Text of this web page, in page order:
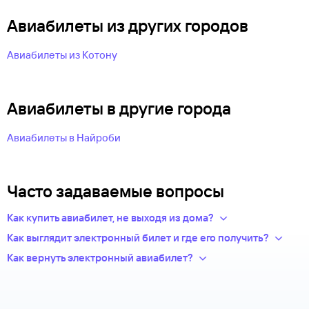
Авиабилеты из других городов
Авиабилеты из Котону
Авиабилеты в другие города
Авиабилеты в Найроби
Часто задаваемые вопросы
Как купить авиабилет, не выходя из дома?
Укажите в нужных полях маршрут, дату поездки и число
из предложений сотен авиакомпаний.
Как выглядит электронный билет и где его получить?
После оплаты на сайте, в базе данных авиакомпании
Как вернуть электронный авиабилет?